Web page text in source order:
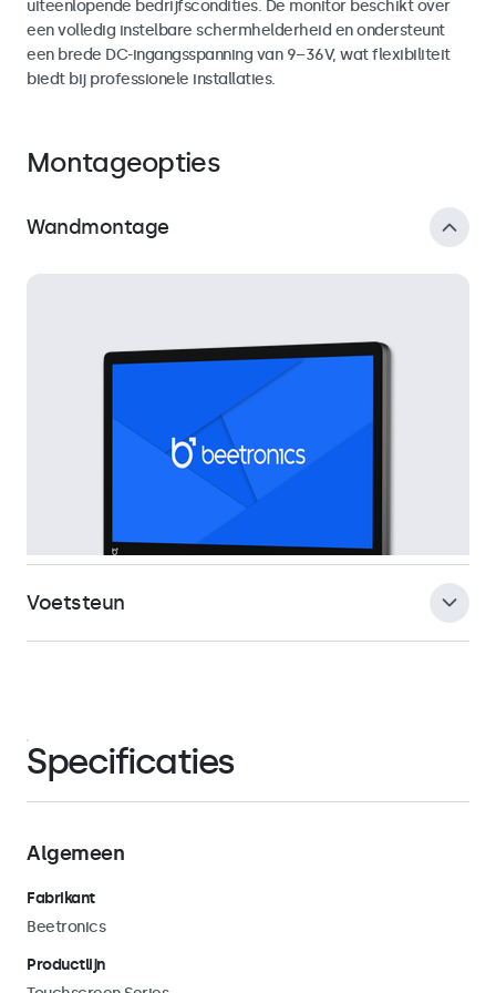
uiteenlopende bedrijfscondities. De monitor beschikt over
een volledig instelbare schermhelderheid en ondersteunt
een brede DC-ingangsspanning van 9–36V, wat flexibiliteit
biedt bij professionele installaties.
Montageopties
Wandmontage
VESA-mount aan de achterzijde van de touchscreen.
Hiermee kan het touchscreen in zowel landscape als
Voetsteun
Specificaties
Algemeen
Fabrikant
Beetronics
Productlijn